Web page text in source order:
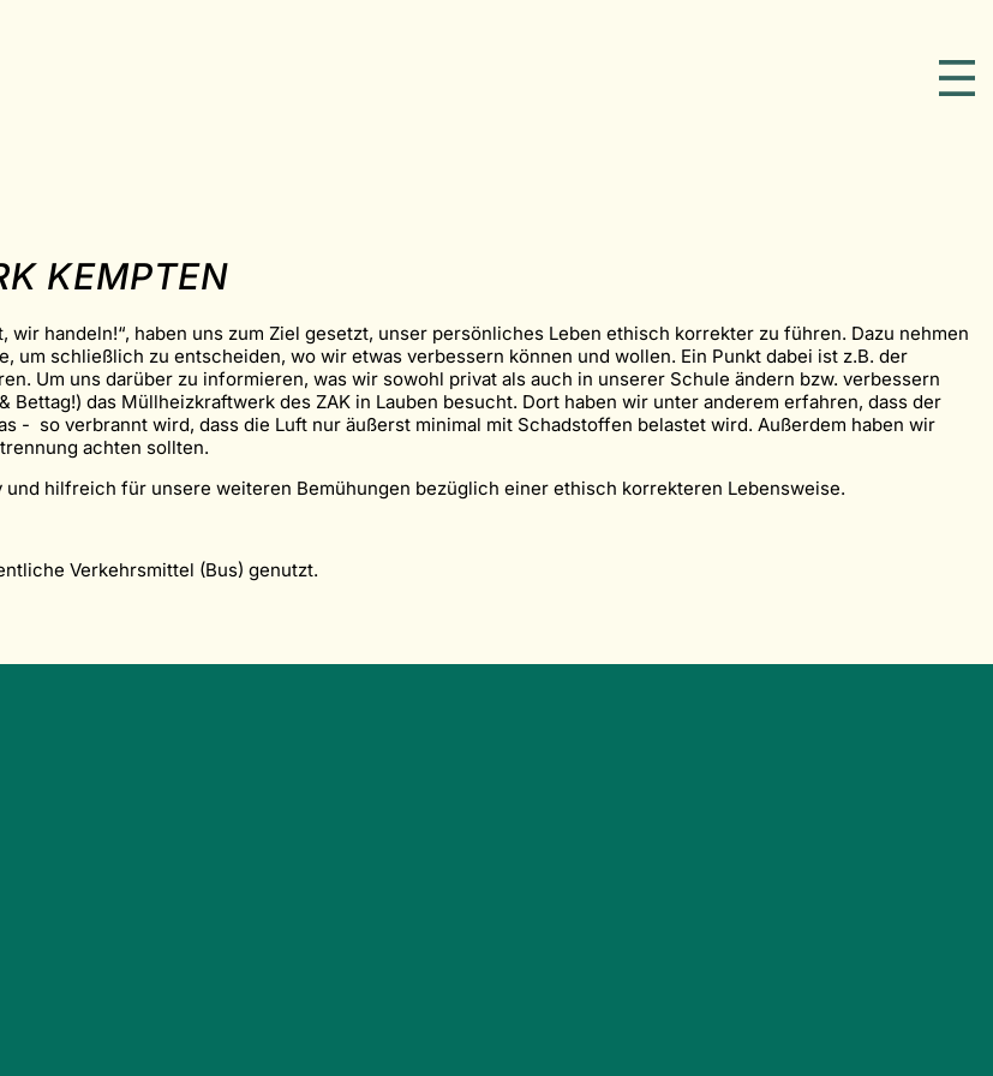
KEMPTEN
wir handeln!“, haben uns zum Ziel gesetzt, unser persönliches Leben ethisch korrekter zu führen. Dazu nehmen
schließlich zu entscheiden, wo wir etwas verbessern können und wollen. Ein Punkt dabei ist z.B. der
Um uns darüber zu informieren, was wir sowohl privat als auch in unserer Schule ändern bzw. verbessern
das Müllheizkraftwerk des ZAK in Lauben besucht. Dort haben wir unter anderem erfahren, dass der
so verbrannt wird, dass die Luft nur äußerst minimal mit Schadstoffen belastet wird. Außerdem haben wir
achten sollten.
hilfreich für unsere weiteren Bemühungen bezüglich einer ethisch korrekteren Lebensweise.
Verkehrsmittel (Bus) genutzt.